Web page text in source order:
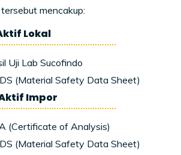
mencakup:
Lokal
Uji Lab Sucofindo
(Material Safety Data Sheet)
Impor
(Certificate of Analysis)
(Material Safety Data Sheet)